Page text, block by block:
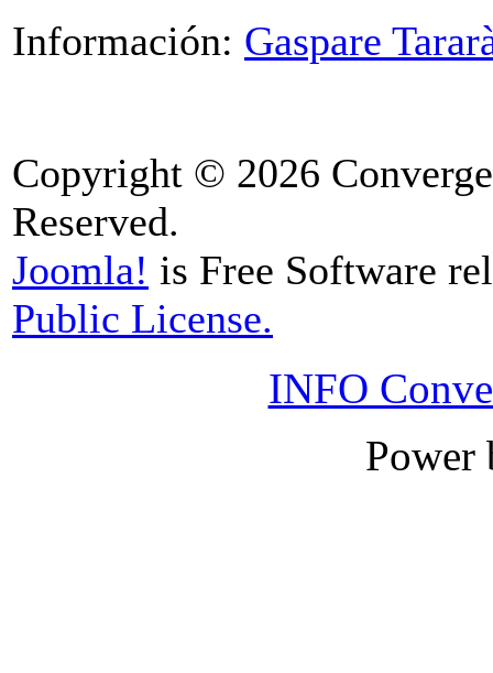
Información: Gaspare
Copyright © 2026
Reserved.
Joomla! is Free Software
Public License.
INFO